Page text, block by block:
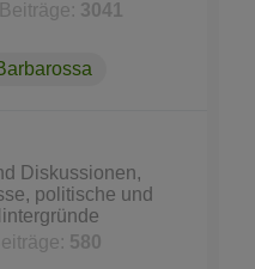
3041
Diskussionen,
politische und
580